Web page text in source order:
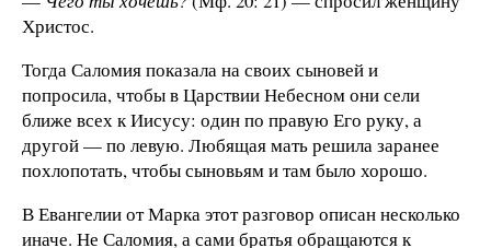
Христос.
Тогда Саломия показала на своих сыновей и
попросила, чтобы в Царствии Небесном они сели
ближе всех к Иисусу: один по правую Его руку, а
другой — по левую. Любящая мать решила заранее
похлопотать, чтобы сыновьям и там было хорошо.
В Евангелии от Марка этот разговор описан несколько
иначе. Не Саломия, а сами братья обращаются к